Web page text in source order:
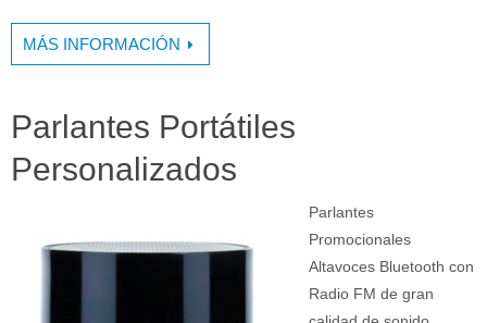
MÁS INFORMACIÓN
Parlantes Portátiles
Personalizados
Parlantes
Promocionales
Altavoces Bluetooth con
Radio FM de gran